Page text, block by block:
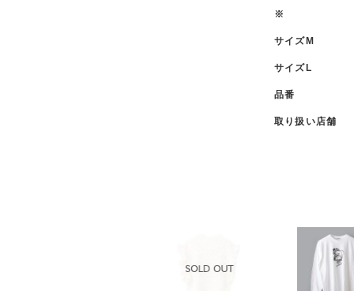
※
サイズM
サイズL
品番
取り扱い店舗